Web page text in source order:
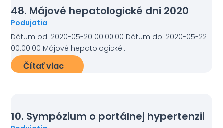
48. Májové hepatologické dni 2020
Podujatia
Dátum od: 2020-05-20 00:00:00 Dátum do: 2020-05-22
00:00:00 Májové hepatologické...
Čítať viac
10. Sympózium o portálnej hypertenzii